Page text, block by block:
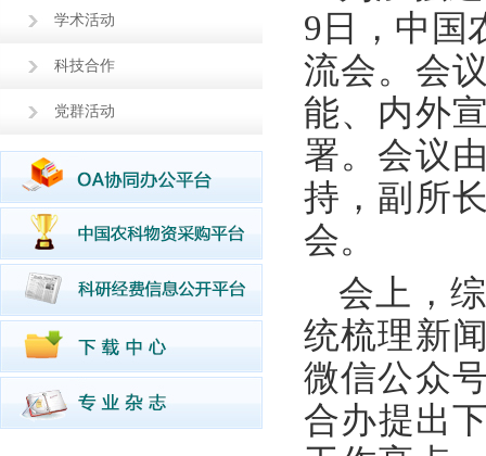
学术活动
科技合作
党群活动
9日，中国
流会。会
能、内外
署。会议
持，副所
会。
会上，
统梳理新
微信公众
合办提出